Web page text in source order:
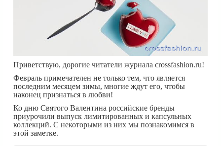
Приветствую, дорогие читатели журнала crossfashion.ru!
Февраль примечателен не только тем, что является
последним месяцем зимы, многие ждут его, чтобы
наконец признаться в любви!
Ко дню Святого Валентина российские бренды
приурочили выпуск лимитированных и капсульных
коллекций. С некоторыми из них мы познакомимся в
этой заметке.